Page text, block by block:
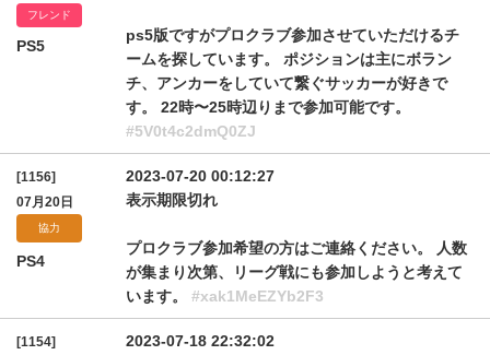
フレンド
PS5
ps5版ですがプロクラブ参加させていただけるチ
ームを探しています。 ポジションは主にボラン
チ、アンカーをしていて繋ぐサッカーが好きで
す。 22時〜25時辺りまで参加可能です。
#5V0t4c2dmQ0ZJ
[1156]
07月20日
協力
PS4
2023-07-20 00:12:27
表示期限切れ
プロクラブ参加希望の方はご連絡ください。 人数
が集まり次第、リーグ戦にも参加しようと考えて
います。 #xak1MeEZYb2F3
[1154]
2023-07-18 22:32:02